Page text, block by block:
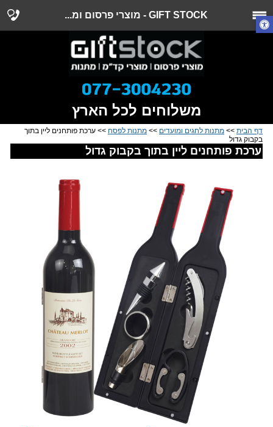
GIFT STOCK - מוצרי פרסום ומ...
משלוחים לכל הארץ
דף הבית >> מתנות לחגים ומועדים >> מתנות לפסח >> ערכת פותחנים ליין בתוך
בקבוק גדול
ערכת פותחנים ליין בתוך בקבוק גדול